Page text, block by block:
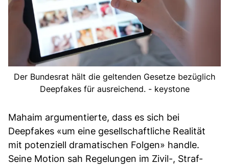
Der Bundesrat hält die geltenden Gesetze bezüglich
Deepfakes für ausreichend. - keystone
Mahaim argumentierte, dass es sich bei
Deepfakes «um eine gesellschaftliche Realität
mit potenziell dramatischen Folgen» handle.
Seine Motion sah Regelungen im Zivil-, Straf-